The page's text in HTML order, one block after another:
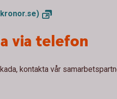
via telefon
kontakta vår